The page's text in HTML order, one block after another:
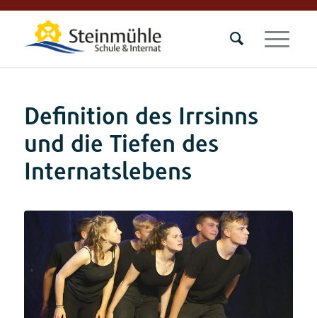
Definition des Irrsinns
und die Tiefen des
Internatslebens